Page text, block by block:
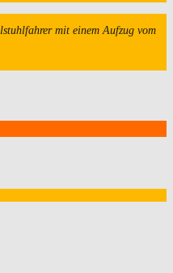
mit einem Aufzug vom